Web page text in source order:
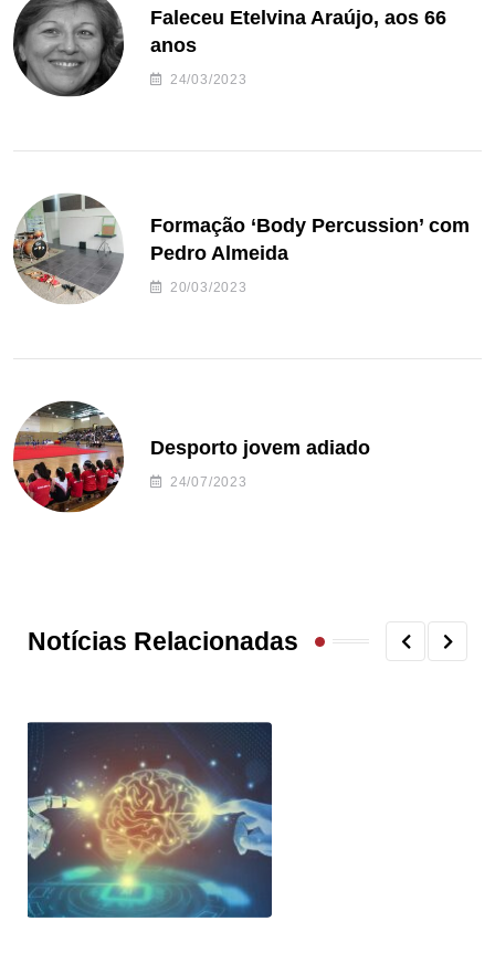
Faleceu Etelvina Araújo, aos 66
anos
24/03/2023
Formação ‘Body Percussion’ com
Pedro Almeida
20/03/2023
Desporto jovem adiado
24/07/2023
Notícias Relacionadas